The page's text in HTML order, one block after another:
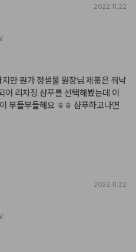
2022.11.22
만 뭔가 정샘물 원장님 제품은 워낙
리차징 샴푸를 선택해봤는데 이
부들부들해요 ㅎㅎ 샴푸하고나면
2022.11.22